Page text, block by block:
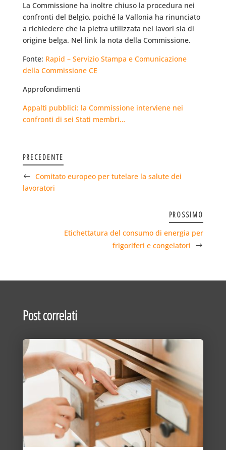
La Commissione ha inoltre chiuso la procedura nei
confronti del Belgio, poiché la Vallonia ha rinunciato
a richiedere che la pietra utilizzata nei lavori sia di
origine belga. Nel link la nota della Commissione.
Fonte: Rapid – Servizio Stampa e Comunicazione
della Commissione CE
Approfondimenti
Appalti pubblici: la Commissione interviene nei
confronti di sei Stati membri…
PRECEDENTE
Comitato europeo per tutelare la salute dei
lavoratori
PROSSIMO
Etichettatura del consumo di energia per
frigoriferi e congelatori
Post correlati